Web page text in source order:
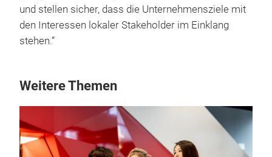
und stellen sicher, dass die Unternehmensziele mit
den Interessen lokaler Stakeholder im Einklang
stehen.“
Weitere Themen